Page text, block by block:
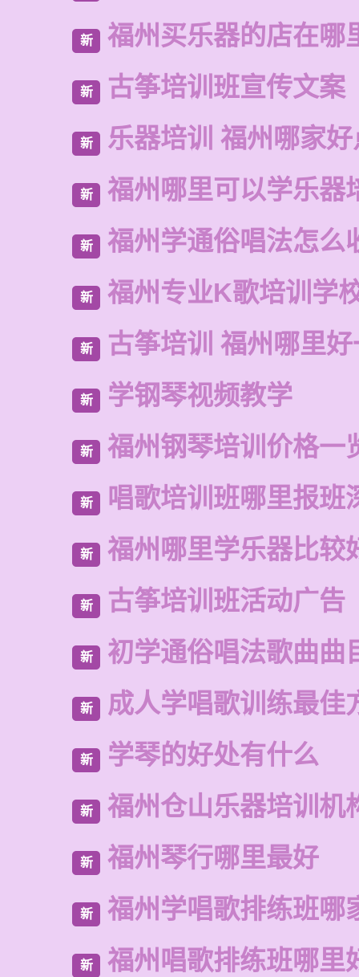
新 福州买乐器的店在哪
新 古筝培训班宣传文案
新 乐器培训 福州哪家
新 福州哪里可以学乐器
新 福州学通俗唱法怎么
新 福州专业K歌培训学
新 古筝培训 福州哪里
新 学钢琴视频教学
新 福州钢琴培训价格一
新 唱歌培训班哪里报班
新 福州哪里学乐器比较
新 古筝培训班活动广告
新 初学通俗唱法歌曲曲
新 成人学唱歌训练最佳
新 学琴的好处有什么
新 福州仓山乐器培训机
新 福州琴行哪里最好
新 福州学唱歌排练班哪
新 福州唱歌排练班哪里